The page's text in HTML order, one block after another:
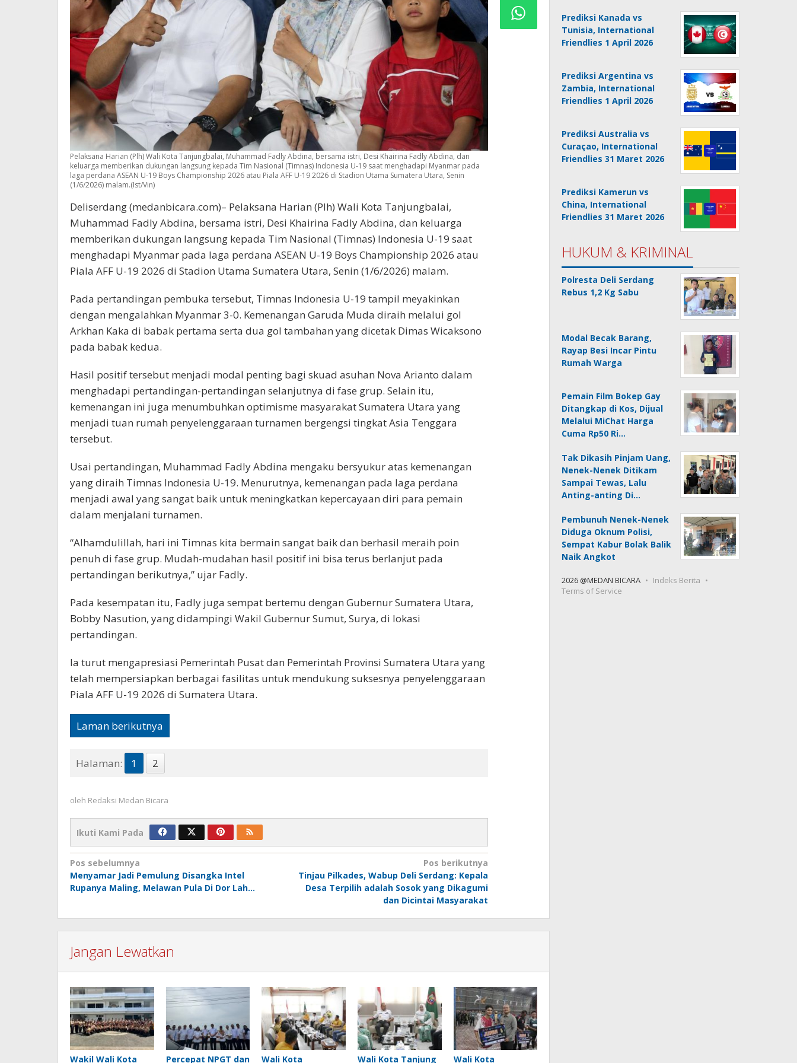
Pelaksana Harian (Plh) Wali Kota Tanjungbalai, Muhammad Fadly Abdina, bersama istri, Desi Khairina Fadly Abdina, dan
keluarga memberikan dukungan langsung kepada Tim Nasional (Timnas) Indonesia U-19 saat menghadapi Myanmar pada
laga perdana ASEAN U-19 Boys Championship 2026 atau Piala AFF U-19 2026 di Stadion Utama Sumatera Utara, Senin
(1/6/2026) malam.(Ist/Vin)
Deliserdang (medanbicara.com)– Pelaksana Harian (Plh) Wali Kota Tanjungbalai,
Muhammad Fadly Abdina, bersama istri, Desi Khairina Fadly Abdina, dan keluarga
memberikan dukungan langsung kepada Tim Nasional (Timnas) Indonesia U-19 saat
menghadapi Myanmar pada laga perdana ASEAN U-19 Boys Championship 2026 atau
Piala AFF U-19 2026 di Stadion Utama Sumatera Utara, Senin (1/6/2026) malam.
Pada pertandingan pembuka tersebut, Timnas Indonesia U-19 tampil meyakinkan
dengan mengalahkan Myanmar 3-0. Kemenangan Garuda Muda diraih melalui gol
Arkhan Kaka di babak pertama serta dua gol tambahan yang dicetak Dimas Wicaksono
pada babak kedua.
Hasil positif tersebut menjadi modal penting bagi skuad asuhan Nova Arianto dalam
menghadapi pertandingan-pertandingan selanjutnya di fase grup. Selain itu,
kemenangan ini juga menumbuhkan optimisme masyarakat Sumatera Utara yang
menjadi tuan rumah penyelenggaraan turnamen bergengsi tingkat Asia Tenggara
tersebut.
Usai pertandingan, Muhammad Fadly Abdina mengaku bersyukur atas kemenangan
yang diraih Timnas Indonesia U-19. Menurutnya, kemenangan pada laga perdana
menjadi awal yang sangat baik untuk meningkatkan kepercayaan diri para pemain
dalam menjalani turnamen.
“Alhamdulillah, hari ini Timnas kita bermain sangat baik dan berhasil meraih poin
penuh di fase grup. Mudah-mudahan hasil positif ini bisa terus berlanjut pada
pertandingan berikutnya,” ujar Fadly.
Pada kesempatan itu, Fadly juga sempat bertemu dengan Gubernur Sumatera Utara,
Bobby Nasution, yang didampingi Wakil Gubernur Sumut, Surya, di lokasi
pertandingan.
Ia turut mengapresiasi Pemerintah Pusat dan Pemerintah Provinsi Sumatera Utara yang
telah mempersiapkan berbagai fasilitas untuk mendukung suksesnya penyelenggaraan
Piala AFF U-19 2026 di Sumatera Utara.
Laman berikutnya
Halaman: 1 2
oleh Redaksi Medan Bicara
Ikuti Kami Pada
Navigasi
pos
Pos sebelumnya
Menyamar Jadi Pemulung Disangka Intel
Rupanya Maling, Melawan Pula Di Dor Lah…
Pos berikutnya
Tinjau Pilkades, Wabup Deli Serdang: Kepala
Desa Terpilih adalah Sosok yang Dikagumi
dan Dicintai Masyarakat
Jangan Lewatkan
Wakil Wali Kota Percepat NPGT dan Wali Kota Wali Kota Tanjung Wali Kota
Prediksi Kanada vs
Tunisia, International
Friendlies 1 April 2026
Prediksi Argentina vs
Zambia, International
Friendlies 1 April 2026
Prediksi Australia vs
Curaçao, International
Friendlies 31 Maret 2026
Prediksi Kamerun vs
China, International
Friendlies 31 Maret 2026
HUKUM & KRIMINAL
Polresta Deli Serdang
Rebus 1,2 Kg Sabu
Modal Becak Barang,
Rayap Besi Incar Pintu
Rumah Warga
Pemain Film Bokep Gay
Ditangkap di Kos, Dijual
Melalui MiChat Harga
Cuma Rp50 Ri…
Tak Dikasih Pinjam Uang,
Nenek-Nenek Ditikam
Sampai Tewas, Lalu
Anting-anting Di…
Pembunuh Nenek-Nenek
Diduga Oknum Polisi,
Sempat Kabur Bolak Balik
Naik Angkot
2026 @MEDAN BICARA
Indeks Berita
Terms of Service